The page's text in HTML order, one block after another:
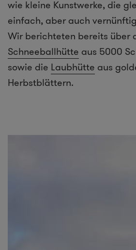
wie kleine Kunstwerke, die
einfach, aber auch
Wir berichteten bereits über
Schneeballhütte aus 5000
sowie die Laubhütte aus
Herbstblättern.